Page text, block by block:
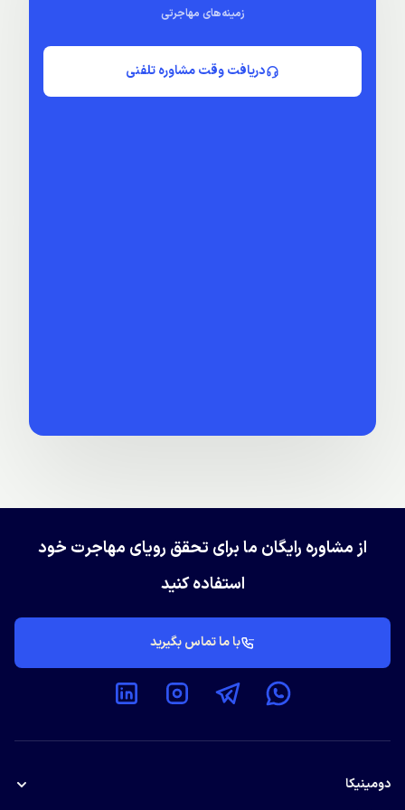
زمینه‌های مهاجرتی
دریافت وقت مشاوره تلفنی
از مشاوره رایگان ما برای تحقق رویای مهاجرت خود
استفاده کنید
با ما تماس بگیرید
دومینیکا